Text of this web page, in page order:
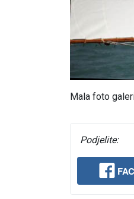
Mala foto
Podjelite: